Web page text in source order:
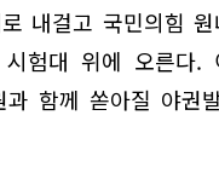
내걸고 국민의힘
험대 위에 오른다.
함께 쏟아질 야권